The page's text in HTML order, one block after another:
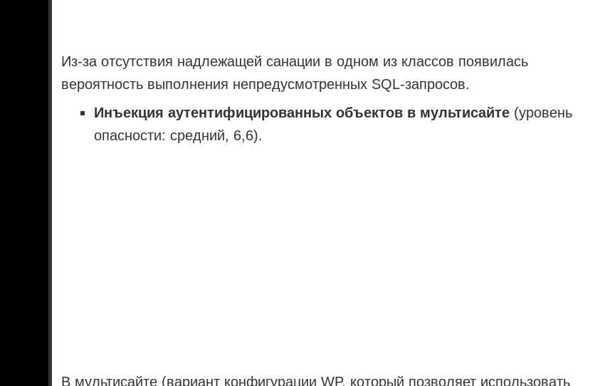
Из-за отсутствия надлежащей санации в одном из классов появилась
вероятность выполнения непредусмотренных SQL-запросов.
Инъекция аутентифицированных объектов в мультисайте(уровень
опасности: средний, 6,6).
В мультисайте (вариант конфигурации WP, который позволяет использовать